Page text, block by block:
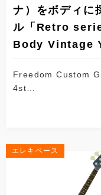
ナ）をボディに
ル「Retro
Body Vintage
Freedom Custom
4st…
エレキベース